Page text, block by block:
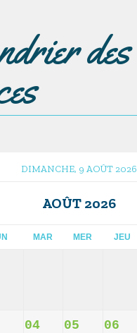
des
DIMANCHE, 9 AOÛT 2026
AOÛT 2026
MAR MER JEU
04 05 06